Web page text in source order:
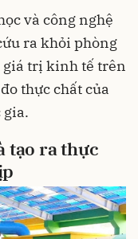
và công nghệ
ra khỏi phòng
trị kinh tế trên
thực chất của
gia.
tạo rathực